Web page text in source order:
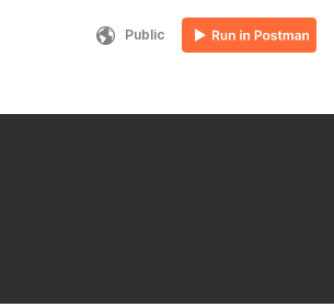
Public